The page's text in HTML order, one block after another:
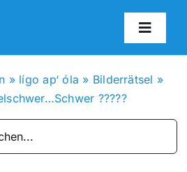
» lígo ap‘ óla » Bilderrätsel »
?????